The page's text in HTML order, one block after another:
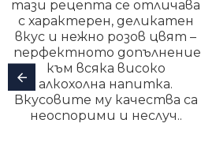
тази рецепта се отличава
с характерен, деликатен
вкус и нежно розов цвят –
перфектното допълнение
към всяка високо
алкохолна напитка.
Вкусовите му качества са
неоспорими и неслуч..